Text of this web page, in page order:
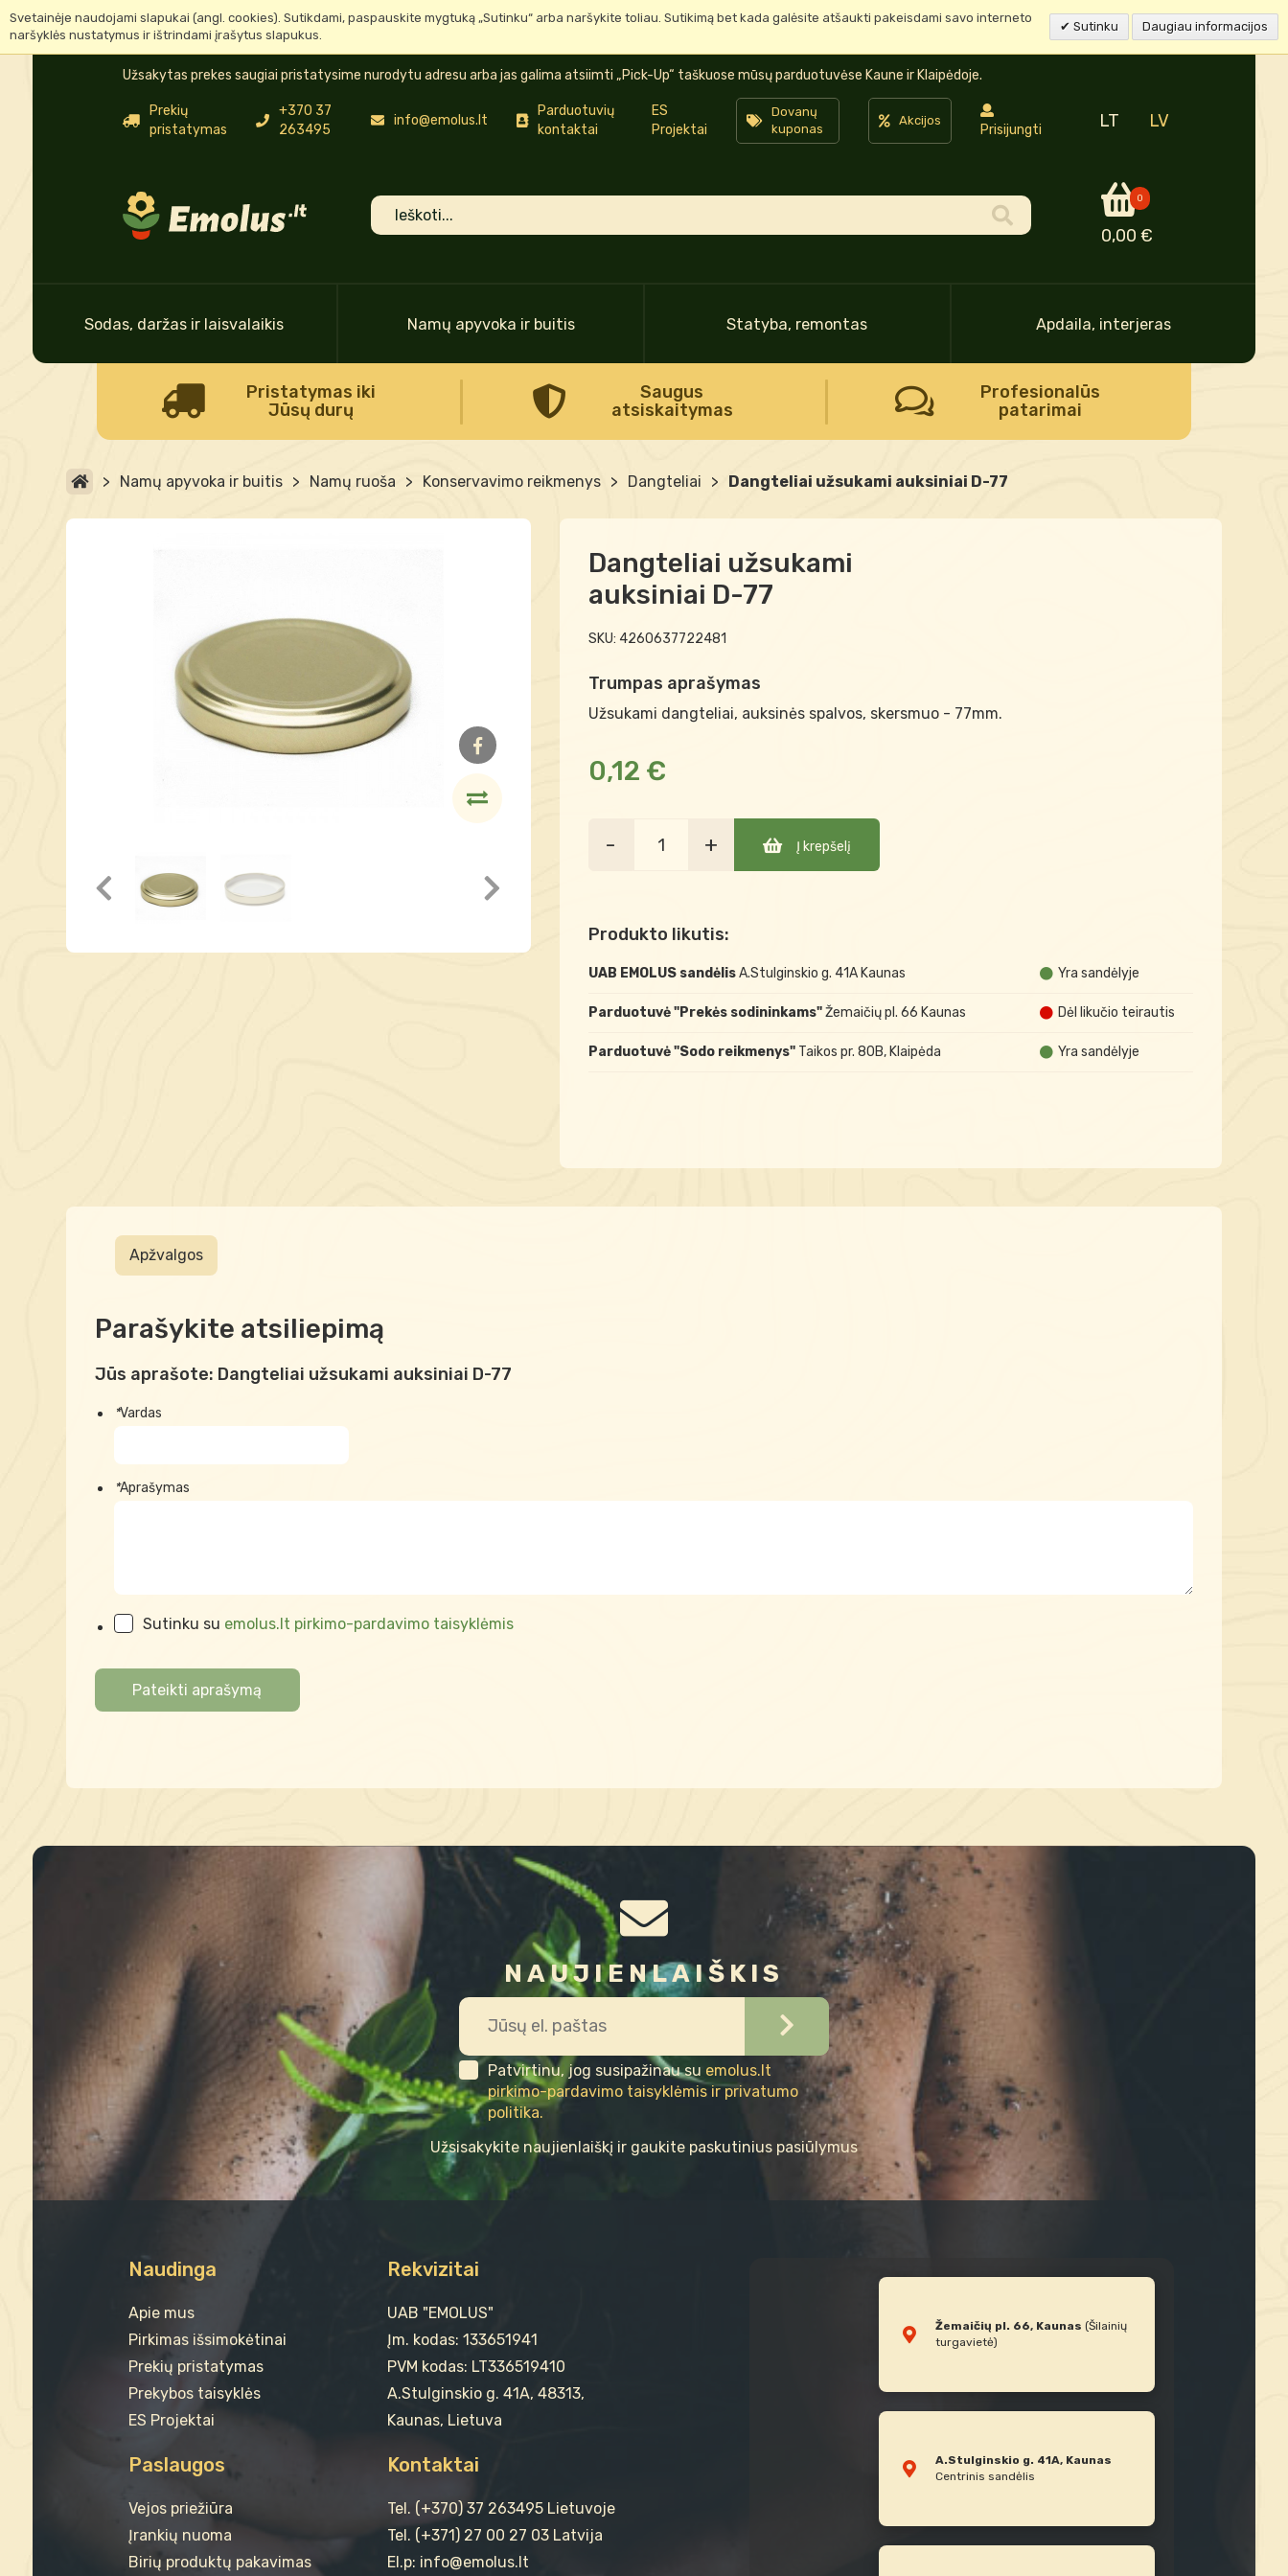
Svetainėje naudojami slapukai (angl. cookies). Sutikdami, paspauskite mygtuką „Sutinku“ arba naršykite toliau. Sutikimą bet kada galėsite atšaukti pakeisdami savo interneto
naršyklės nustatymus ir ištrindami įrašytus slapukus.
Sutinku Daugiau informacijos
Užsakytas prekes saugiai pristatysime nurodytu adresu arba jas galima atsiimti „Pick-Up“ taškuose mūsų parduotuvėse Kaune ir Klaipėdoje.
Prekių
pristatymas
+370 37
263495
info@emolus.lt
Parduotuvių
kontaktai
ES
Projektai
Dovanų
kuponas
Akcijos
Prisijungti LT LV
0
0,00 €
Sodas, daržas ir laisvalaikis Namų apyvoka ir buitis Statyba, remontas Apdaila, interjeras
Pristatymas iki
Jūsų durų
Saugus
atsiskaitymas
Profesionalūs
patarimai
> Namų apyvoka ir buitis > Namų ruoša > Konservavimo reikmenys > Dangteliai > Dangteliai užsukami auksiniai D-77
Dangteliai užsukami
auksiniai D-77
SKU: 4260637722481
Trumpas aprašymas
Užsukami dangteliai, auksinės spalvos, skersmuo - 77mm.
0,12 €
- + Į krepšelį
Produkto likutis:
UAB EMOLUS sandėlisA.Stulginskio g. 41A Kaunas Yra sandėlyje
Parduotuvė "Prekės sodininkams"Žemaičių pl. 66 Kaunas Dėl likučio teirautis
Parduotuvė "Sodo reikmenys" Taikos pr. 80B, Klaipėda Yra sandėlyje
Apžvalgos
Parašykite atsiliepimą
Jūs aprašote: Dangteliai užsukami auksiniai D-77
*Vardas
*Aprašymas
Sutinku su emolus.lt pirkimo-pardavimo taisyklėmis
Pateikti aprašymą
NAUJIENLAIŠKIS
Patvirtinu, jog susipažinau su emolus.lt
pirkimo-pardavimo taisyklėmis ir privatumo
politika.
Užsisakykite naujienlaiškį ir gaukite paskutinius pasiūlymus
Naudinga
Apie mus
Pirkimas išsimokėtinai
Prekių pristatymas
Prekybos taisyklės
ES Projektai
Rekvizitai
UAB "EMOLUS"
Įm. kodas: 133651941
PVM kodas: LT336519410
A.Stulginskio g. 41A, 48313,
Kaunas, Lietuva
Paslaugos
Vejos priežiūra
Įrankių nuoma
Birių produktų pakavimas
Kontaktai
Tel. (+370) 37 263495 Lietuvoje
Tel. (+371) 27 00 27 03 Latvija
El.p: info@emolus.lt
Žemaičių pl. 66, Kaunas (Šilainių
turgavietė)
A.Stulginskio g. 41A, Kaunas
Centrinis sandėlis